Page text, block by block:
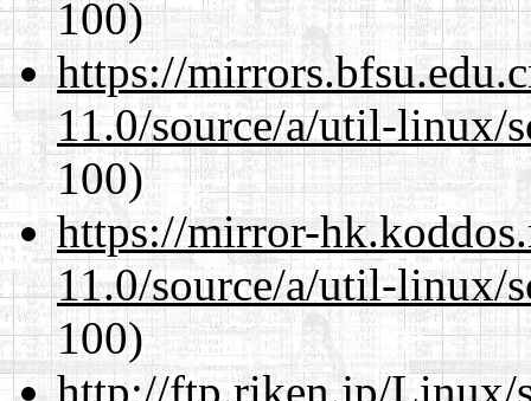
100)
https://
11.0/source/a/util-linux/
100)
https://mirror-
11.0/source/a/util-linux/
100)
http://ftp.riken.jp/Linux/